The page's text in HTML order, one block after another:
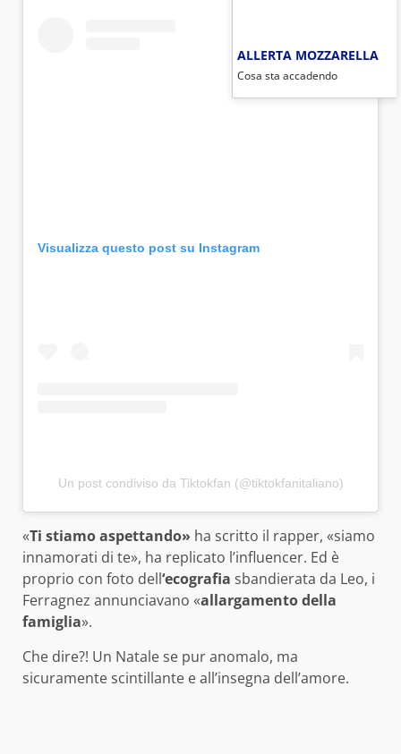
Visualizza questo post su Instagram
Un post condiviso da Tiktokfan (@tiktokfanitaliano)
«Ti stiamo aspettando» ha scritto il rapper, «siamo
innamorati di te», ha replicato l’influencer. Ed è
proprio con foto dell‘ecografia sbandierata da Leo, i
Ferragnez annunciavano «allargamento della
famiglia».
Che dire?! Un Natale se pur anomalo, ma
sicuramente scintillante e all’insegna dell’amore.
ALLERTA MOZZARELLA
Cosa sta accadendo